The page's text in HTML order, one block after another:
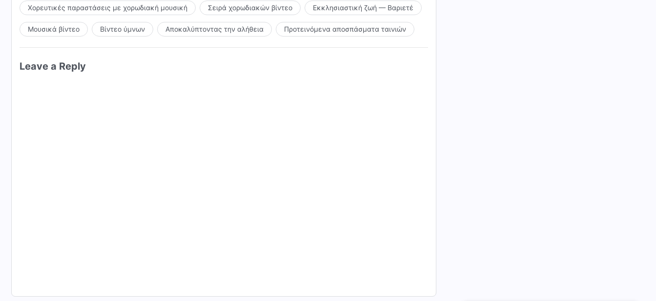
Χορευτικές παραστάσεις με χορωδιακή μουσική Σειρά χορωδιακών βίντεο Εκκλησιαστική ζωή — Βαριετέ
Μουσικά βίντεο Βίντεο ύμνων Αποκαλύπτοντας την αλήθεια Προτεινόμενα αποσπάσματα ταινιών
Leave a Reply